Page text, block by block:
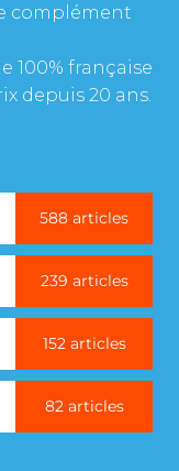
complément
100% française
depuis 20 ans.
588 articles
239 articles
152 articles
82 articles